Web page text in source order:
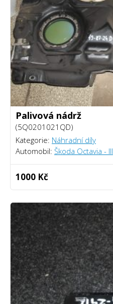
Palivová nádrž
(5Q0201021QD)
Kategorie: Náhradní díly
Automobil: Škoda Octavia - III
1000 Kč